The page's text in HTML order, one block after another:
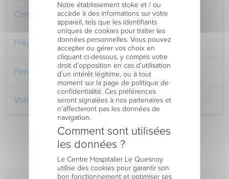
Comment venir au Centre Hospitalier
Préparer votre séjour à l’Hôpital
Pendant votre séjour à l’Hôpital
Votre retour au domicile
Notre établissement stoke et / ou
accède à des informations sur votre
appareil, tels que les identifiants
uniques de cookies pour traiter les
données personnelles. Vous pouvez
accepter ou gérer vos choix en
cliquant ci-dessous, y compris votre
droit d’opposition en cas d’utilisation
d’un intérêt légitime, ou à tout
moment sur la page de politique de
confidentialité. Ces préférences
seront signalées à nos partenaires et
n’affecteront pas les données de
navigation.
Comment sont utilisées
les données ?
Le Centre Hospitalier Le Quesnoy
utilise des cookies pour garantir son
bon fonctionnement et optimiser ses